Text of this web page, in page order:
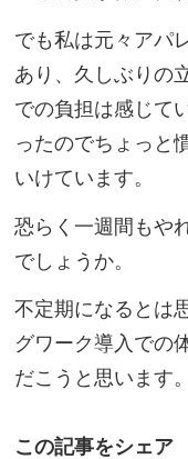
でも私は元々アパ
あり、久しぶりの
での負担は感じて
ったのでちょっと
いけています。
恐らく一週間もや
でしょうか。
不定期になるとは
グワーク導入での
だこうと思います
この記事をシェア